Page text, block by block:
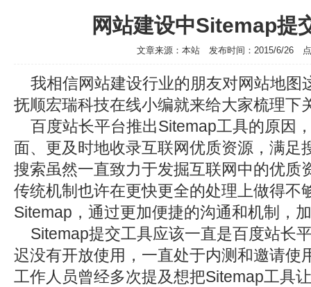
网站建设中Sitemap提
文章来源：本站 发布时间：2015/6/26 点
我相信网站建设行业的朋友对网站地图
抚顺宏瑞科技在线小编就来给大家梳理下
百度站长平台推出Sitemap工具的原因
面、更及时地收录互联网优质资源，满足
搜索虽然一直致力于发掘互联网中的优质
传统机制也许在更快更全的处理上做得不
Sitemap，通过更加便捷的沟通和机制，
Sitemap提交工具应该一直是百度站长
迟没有开放使用，一直处于内测和邀请使
工作人员曾经多次提及想把Sitemap工具